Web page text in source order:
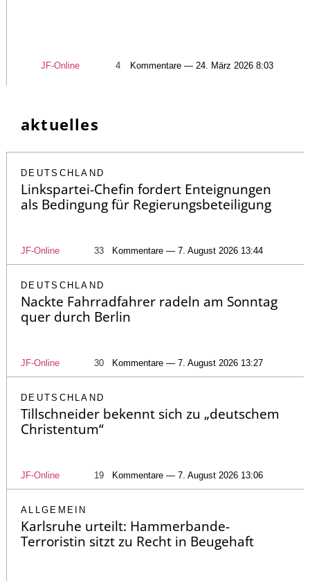
JF-Online 4 Kommentare — 24. März 2026 8:03
aktuelles
DEUTSCHLAND
Linkspartei-Chefin fordert Enteignungen
als Bedingung für Regierungsbeteiligung
JF-Online 33 Kommentare — 7. August 2026 13:44
DEUTSCHLAND
Nackte Fahrradfahrer radeln am Sonntag
quer durch Berlin
JF-Online 30 Kommentare — 7. August 2026 13:27
DEUTSCHLAND
Tillschneider bekennt sich zu „deutschem
Christentum“
JF-Online 19 Kommentare — 7. August 2026 13:06
ALLGEMEIN
Karlsruhe urteilt: Hammerbande-
Terroristin sitzt zu Recht in Beugehaft